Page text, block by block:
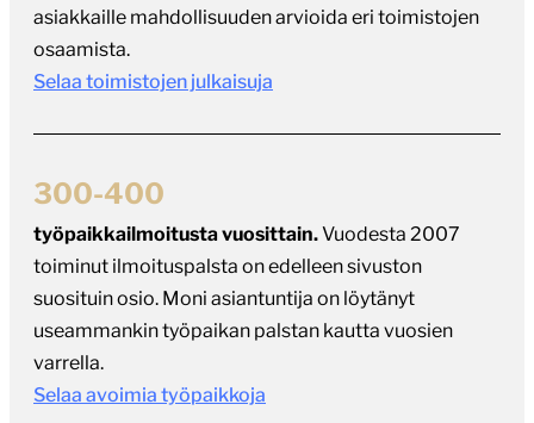
asiakkaille mahdollisuuden arvioida eri toimistojen
osaamista.
Selaa toimistojen julkaisuja
300-400
työpaikkailmoitusta vuosittain.Vuodesta 2007
toiminut ilmoituspalsta on edelleen sivuston
suosituin osio. Moni asiantuntija on löytänyt
useammankin työpaikan palstan kautta vuosien
varrella.
Selaa avoimia työpaikkoja